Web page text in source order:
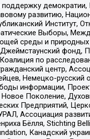
развитию,
Институт,
Выборы,
среды и природных
фонд,
Коалиция по
центр,
Немецко-
информации,
Новое Поколение,
Предприятий,
Ассоциация
Бёлля, Stichting
Канадский